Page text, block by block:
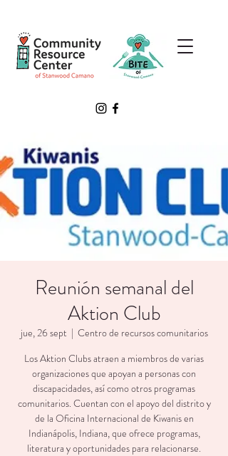
Reunión semanal del
Aktion Club
jue, 26 sept
  |
Centro de recursos comunitarios
Los Aktion Clubs atraen a miembros de varias
organizaciones que apoyan a personas con
discapacidades, así como otros programas
comunitarios. Cuentan con el apoyo del distrito y
de la Oficina Internacional de Kiwanis en
Indianápolis, Indiana, que ofrece programas,
literatura y oportunidades para relacionarse.